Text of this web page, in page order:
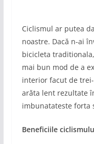
Ciclismul ar putea
noastre. Dacă n-ai
bicicleta
mai bun mod de a
interior facut de
arăta lent rezultate
imbunatateste forta
Beneficiile